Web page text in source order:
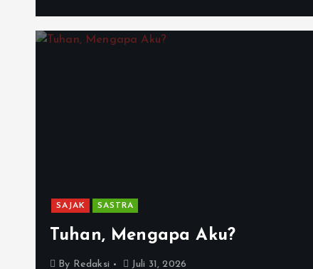
SAJAK SASTRA
Tuhan, Mengapa Aku?
By Redaksi Juli 31, 2026